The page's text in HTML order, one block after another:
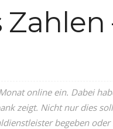
online ein. Dabei
zeigt. Nicht nur dies
begeben